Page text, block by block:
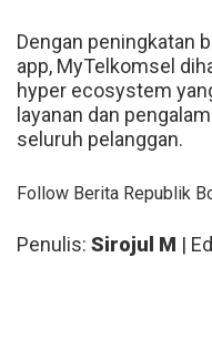
Dengan peningkatan
app, MyTelkomsel
hyper ecosystem
layanan dan
seluruh pelanggan.
Follow Berita Republik
Penulis: Sirojul M |